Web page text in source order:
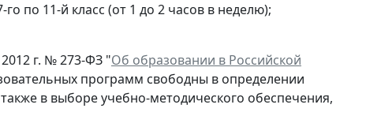
по 11-й класс (от 1 до 2 часов в неделю);
г. № 273-ФЗ "Об образовании в Российской
программ свободны в определении
в выборе учебно-методического обеспечения,